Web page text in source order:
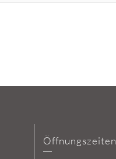
Öffnungszeiten